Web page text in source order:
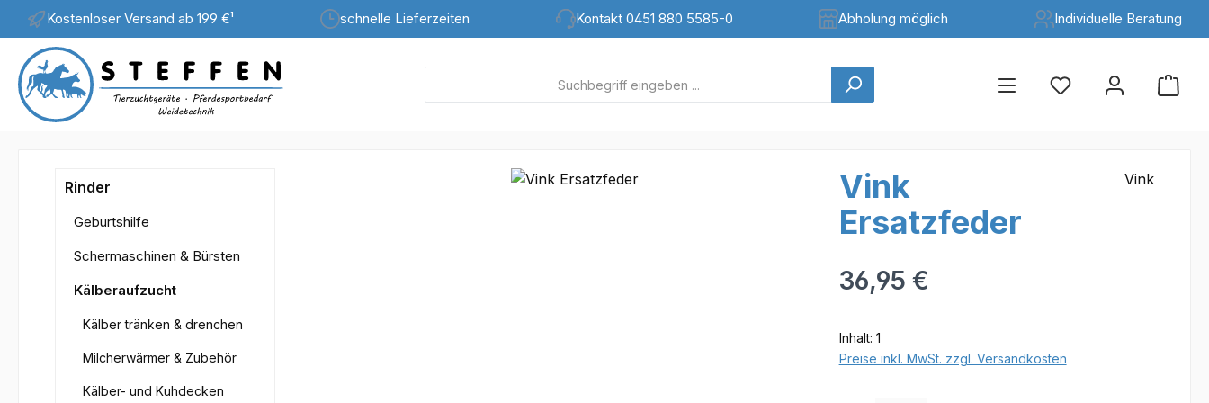
Hauptinhalt springen
Zur Suche springen
Zur Hauptnavigation springen
Kostenloser Versand ab 199 €¹ schnelle Lieferzeiten Kontakt 0451 880 5585-0 Abholung möglich Individuelle Beratung
Rinder
Geburtshilfe
Schermaschinen & Bürsten
Kälberaufzucht
Kälber tränken & drenchen
Milcherwärmer & Zubehör
Kälber- und Kuhdecken
Bildergalerie überspringen
Vink
Ersatzfeder
Vink
Regulärer Preis:
36,95 €
Inhalt: 1
Preise inkl. MwSt. zzgl. Versandkosten